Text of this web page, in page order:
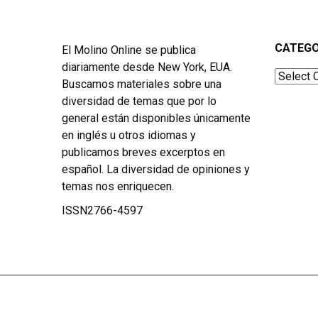
El Molino Online se publica
diariamente desde New York, EUA.
Buscamos materiales sobre una
diversidad de temas que por lo
general están disponibles únicamente
en inglés u otros idiomas y
publicamos breves excerptos en
español. La diversidad de opiniones y
temas nos enriquecen.
ISSN2766-4597